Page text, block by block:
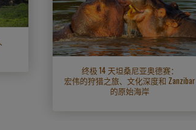
终极 14 天坦桑尼亚奥德赛：
宏伟的狩猎之旅、文化深度和 Zanzibar
的原始海岸